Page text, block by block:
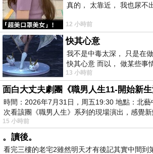
真的， 太靠近， 我也尿不
12 小時前
快其心意
我不是中毒太深， 只是在
快其心意 而以， 做某些事
愉快。
13 小時前
面白大丈夫劇團《職男人生11-開始新生
時間：2026年7月31日，周五19:30 地點：北
次看該團《職男人生》系列的現場演出，感覺
15 小時前
。讀後。
看完三樓的老宅2雖然明天才有後記其實中間到